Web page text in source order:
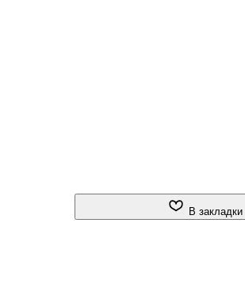
В закладки